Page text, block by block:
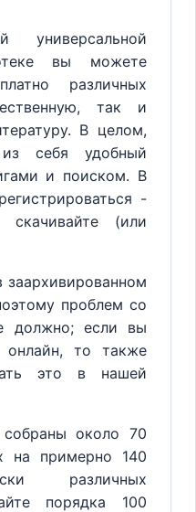
вы можете
различных
так и
В целом,
из себя удобный
и поиском. В
-
(или
заархивированном
проблем со
должно; если вы
онлайн, то также
это в нашей
около 70
на примерно 140
различных
порядка 100